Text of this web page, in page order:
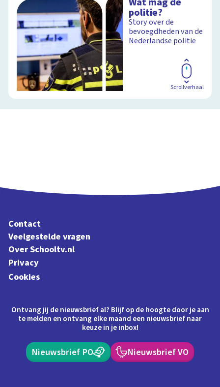
politie?
Story over de
bevoegdheden van de
Nederlandse politie
Scrollverhaal
Contact
Veelgestelde vragen
Over Schooltv.nl
Privacy
Cookies
Ontvang jij de nieuwsbrief al? Blijf op de hoogte door je aan
te melden en ontvang elke maand een nieuwsbrief naar
keuze in je inbox!
Nieuwsbrief PO Nieuwsbrief VO